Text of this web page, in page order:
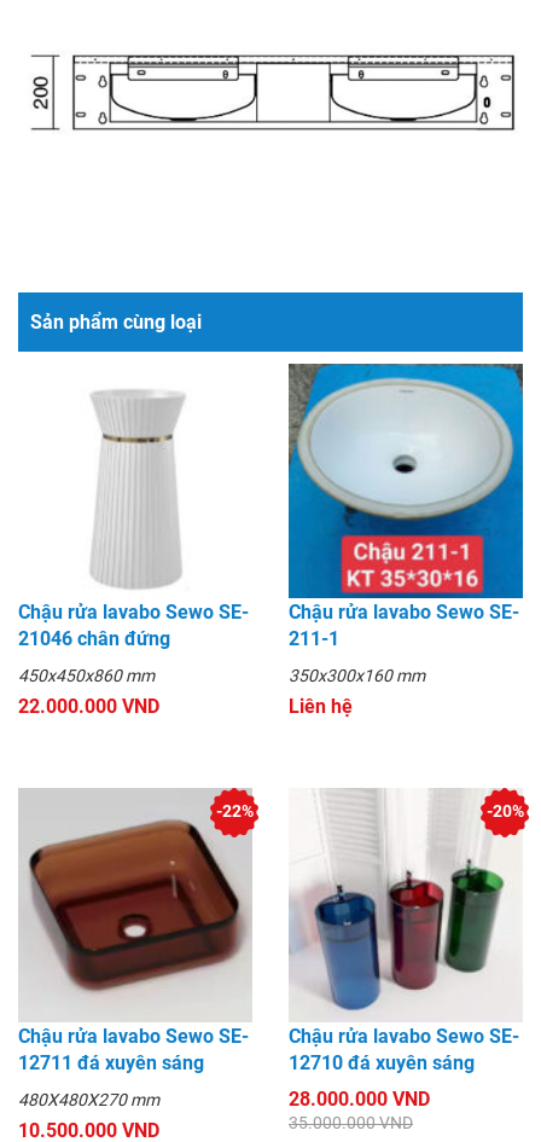
Sản phẩm cùng loại
Chậu rửa lavabo Sewo SE-
21046 chân đứng
450x450x860 mm
22.000.000 VND
Chậu rửa lavabo Sewo SE-
211-1
350x300x160 mm
Liên hệ
Chậu rửa lavabo Sewo SE-
12711 đá xuyên sáng
480X480X270 mm
10.500.000 VND
-22%
Chậu rửa lavabo Sewo SE-
12710 đá xuyên sáng
28.000.000 VND
35.000.000 VND
-20%